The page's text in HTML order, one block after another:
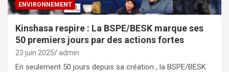
ENVIRONNEMENT
Kinshasa respire : La BSPE/BESK marque ses
50 premiers jours par des actions fortes
23 juin 2025 admin
En seulement 50 jours depuis sa création , la BSPE/BESK